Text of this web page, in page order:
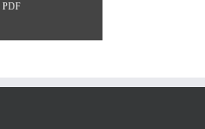
PDF